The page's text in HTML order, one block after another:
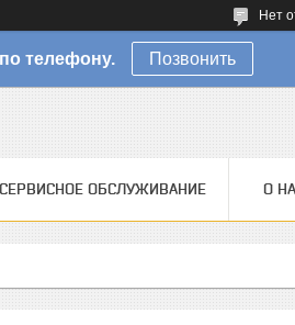
Нет
телефону. Позвонить
СЕРВИСНОЕ ОБСЛУЖИВАНИЕ О